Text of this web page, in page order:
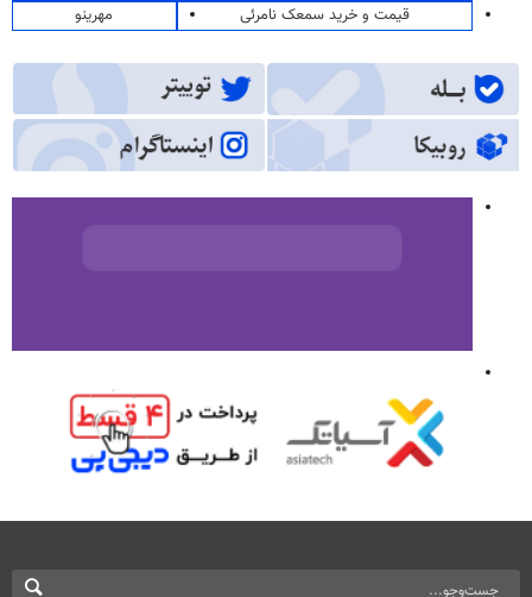
قیمت و خرید سمعک نامرئی
مهرینو